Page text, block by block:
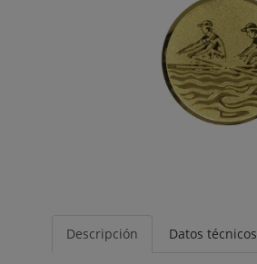
Descripción Datos técnicos